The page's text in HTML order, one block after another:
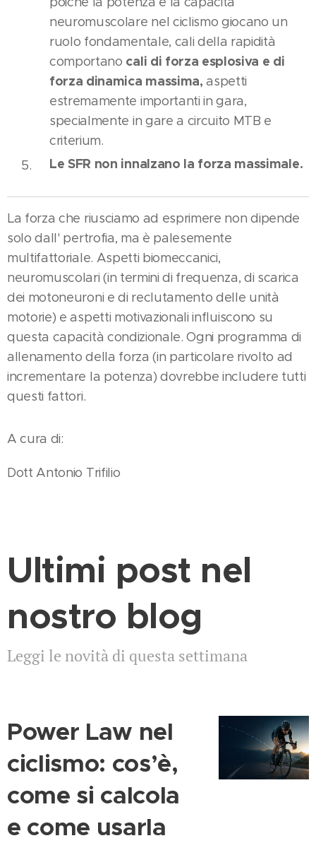
neuromuscolare nel ciclismo giocano un
ruolo fondamentale, cali della rapidità
comportano cali di forza esplosiva e di
forza dinamica massima,aspetti
estremamente importanti in gara,
specialmente in gare a circuito MTB e
criterium.
Le SFR non innalzano la forza massimale.
La forza che riusciamo ad esprimere non dipende
solo dall' pertrofia, ma è palesemente
multifattoriale. Aspetti biomeccanici,
neuromuscolari (in termini di frequenza, di scarica
dei motoneuroni e di reclutamento delle unità
motorie) e aspetti motivazionali influiscono su
questa capacità condizionale. Ogni programma di
allenamento della forza (in particolare rivolto ad
incrementare la potenza) dovrebbe includere tutti
questi fattori.
A cura di:
Dott Antonio Trifilio
Ultimi post nel
nostro blog
Leggi le novità di questa settimana
Power Law nel
ciclismo: cos’è,
come si calcola
e come usarla